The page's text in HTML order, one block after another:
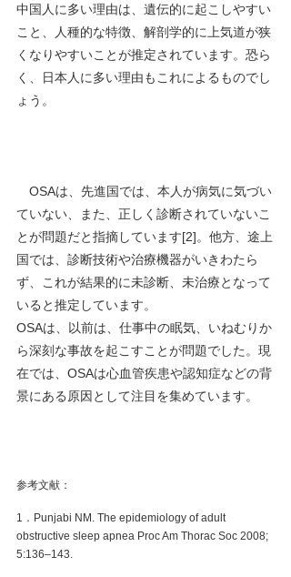
中国人に多い理由は、遺伝的に起こしやすい
こと、人種的な特徴、解剖学的に上気道が狭
くなりやすいことが推定されています。恐ら
く、日本人に多い理由もこれによるものでし
ょう。
OSAは、先進国では、本人が病気に気づい
ていない、また、正しく診断されていないこ
とが問題だと指摘しています[2]。他方、途上
国では、診断技術や治療機器がいきわたら
ず、これが結果的に未診断、未治療となって
いると推定しています。
OSAは、以前は、仕事中の眠気、いねむりか
ら深刻な事故を起こすことが問題でした。現
在では、OSAは心血管疾患や認知症などの背
景にある原因として注目を集めています。
参考文献：
1．Punjabi NM. The epidemiology of adult
obstructive sleep apnea Proc Am Thorac Soc 2008;
5:136–143.